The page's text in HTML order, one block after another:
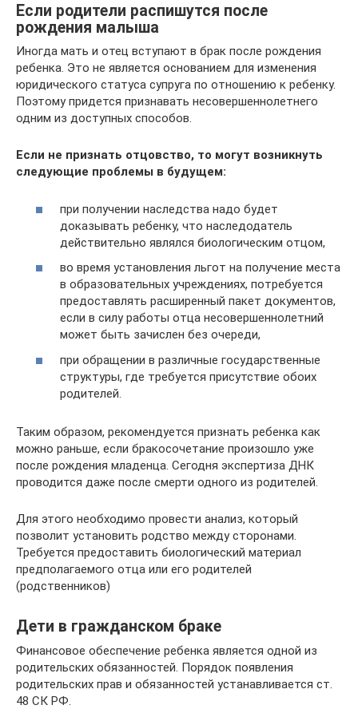
Если родители распишутся после
рождения малыша
Иногда мать и отец вступают в брак после рождения
ребенка. Это не является основанием для изменения
юридического статуса супруга по отношению к ребенку.
Поэтому придется признавать несовершеннолетнего
одним из доступных способов.
Если не признать отцовство, то могут возникнуть
следующие проблемы в будущем:
при получении наследства надо будет
доказывать ребенку, что наследодатель
действительно являлся биологическим отцом,
во время установления льгот на получение места
в образовательных учреждениях, потребуется
предоставлять расширенный пакет документов,
если в силу работы отца несовершеннолетний
может быть зачислен без очереди,
при обращении в различные государственные
структуры, где требуется присутствие обоих
родителей.
Таким образом, рекомендуется признать ребенка как
можно раньше, если бракосочетание произошло уже
после рождения младенца. Сегодня экспертиза ДНК
проводится даже после смерти одного из родителей.
Для этого необходимо провести анализ, который
позволит установить родство между сторонами.
Требуется предоставить биологический материал
предполагаемого отца или его родителей
(родственников)
Дети в гражданском браке
Финансовое обеспечение ребенка является одной из
родительских обязанностей. Порядок появления
родительских прав и обязанностей устанавливается ст.
48 СК РФ.